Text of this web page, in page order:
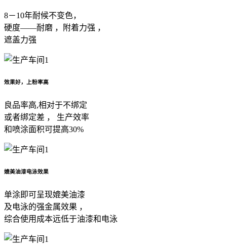
8－10年耐候不变色，
硬度——耐磨 ，附着力强 ，
遮盖力强
效果好，上粉率高
良品率高,相对于不绑定
或者绑定差 ， 生产效率
和喷涂面积可提高30%
媲美油漆电泳效果
单涂即可呈现媲美油漆
及电泳的强金属效果 ，
综合使用成本远低于油漆和电泳